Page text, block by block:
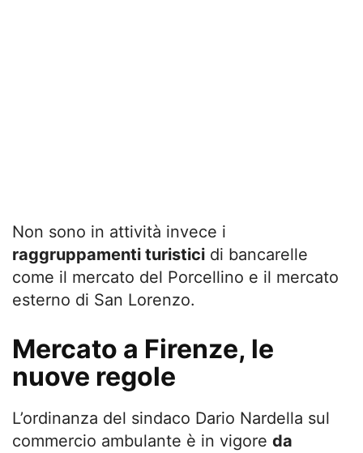
Non sono in attività invece i
raggruppamenti turistici di bancarelle
come il mercato del Porcellino e il mercato
esterno di San Lorenzo.
Mercato a Firenze, le
nuove regole
L’ordinanza del sindaco Dario Nardella sul
commercio ambulante è in vigore da